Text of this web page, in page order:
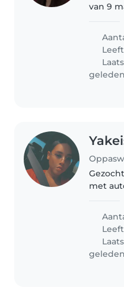
van 9
seintje
geleden
met auto of
twee
geleden